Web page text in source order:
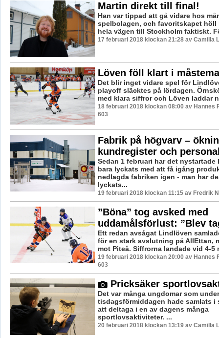
Martin direkt till final!
Han var tippad att gå vidare hos
spelbolagen, och favoritskapet höll
hela vägen till Stockholm faktiskt.
17 februari 2018 klockan 21:28 av Camilla
Löven föll klart i
Det blir inget vidare spel för
playoff släcktes på lördagen.
med klara siffror och Löven laddar
18 februari 2018 klockan 08:00 av Hannes
603
Fabrik på högvarv –
kundregister och
Sedan 1 februari har det nystartade
bara lyckats med att få igång
nedlagda fabriken igen - man har
lyckats...
19 februari 2018 klockan 11:15 av Fredrik
”Böna” tog avsked med
uddamålsförlust: ”Blev
Ett redan avsågat Lindlöven
för en stark avslutning på AllEttan,
mot Piteå. Siffrorna landade vid 4-5
19 februari 2018 klockan 20:00 av Hannes
603
Pricksäker
Det var många ungdomar som under
tisdagsförmiddagen hade samlats i
att deltaga i en av dagens många
sportlovsaktiviteter. ...
20 februari 2018 klockan 13:19 av Camilla